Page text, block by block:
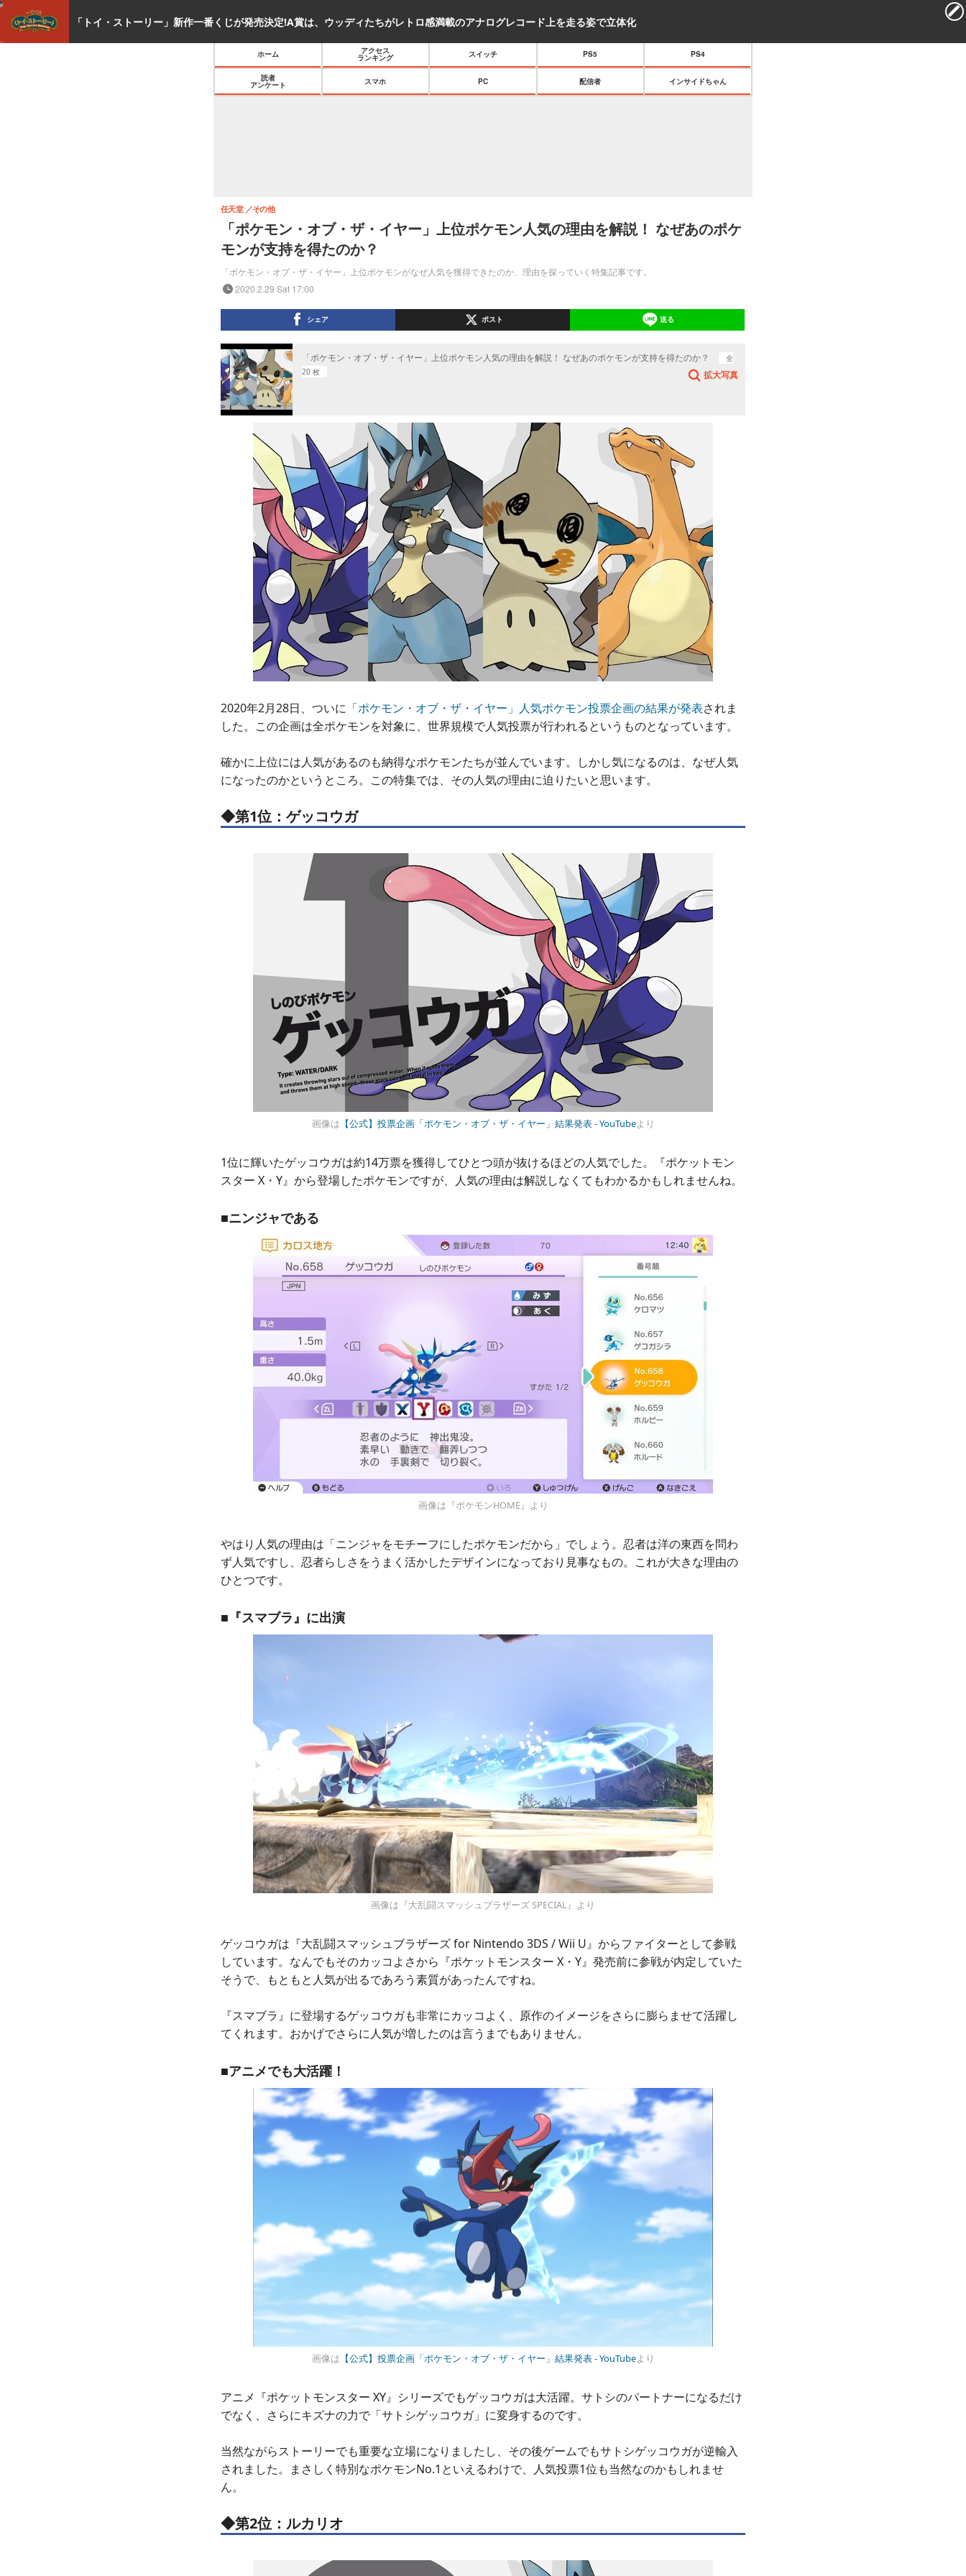
ホーム
アクセス
ランキング
スイッチ PS5 PS4
読者
アンケート
スマホ PC 配信者 インサイドちゃん
「ポケモン・オブ・ザ・イヤー」上位ポケモン人気の理由を解説！ なぜあのポケ
モンが支持を得たのか？
「ポケモン・オブ・ザ・イヤー」上位ポケモンがなぜ人気を獲得できたのか、理由を探っていく特集記事です。
任天堂 その他
2020.2.29 Sat 17:00
シェア ポスト 送る
「ポケモン・オブ・ザ・イヤー」上位ポケモン人気の理由を解説！ なぜあのポケモンが支持を得たのか？
全
20 枚
拡大写真
2020年2月28日、ついに 「ポケモン・オブ・ザ・イヤー」人気ポケモン投票企画の結果が発表されま
した。この企画は全ポケモンを対象に、世界規模で人気投票が行われるというものとなっています。
確かに上位には人気があるのも納得なポケモンたちが並んでいます。しかし気になるのは、なぜ人気
になったのかというところ。この特集では、その人気の理由に迫りたいと思います。
◆第1位：ゲッコウガ
画像は 【公式】投票企画「ポケモン・オブ・ザ・イヤー」結果発表 - YouTubeより
1位に輝いたゲッコウガは約14万票を獲得してひとつ頭が抜けるほどの人気でした。『ポケットモン
スター X・Y』から登場したポケモンですが、人気の理由は解説しなくてもわかるかもしれませんね。
■ニンジャである
画像は『ポケモンHOME』より
やはり人気の理由は「ニンジャをモチーフにしたポケモンだから」でしょう。忍者は洋の東西を問わ
ず人気ですし、忍者らしさをうまく活かしたデザインになっており見事なもの。これが大きな理由の
ひとつです。
■『スマブラ』に出演
画像は『大乱闘スマッシュブラザーズ SPECIAL』より
ゲッコウガは『大乱闘スマッシュブラザーズ for Nintendo 3DS / Wii U』からファイターとして参戦
しています。なんでもそのカッコよさから『ポケットモンスター X・Y』発売前に参戦が内定していた
そうで、もともと人気が出るであろう素質があったんですね。
『スマブラ』に登場するゲッコウガも非常にカッコよく、原作のイメージをさらに膨らませて活躍し
てくれます。おかげでさらに人気が増したのは言うまでもありません。
■アニメでも大活躍！
画像は 【公式】投票企画「ポケモン・オブ・ザ・イヤー」結果発表 - YouTubeより
アニメ『ポケットモンスター XY』シリーズでもゲッコウガは大活躍。サトシのパートナーになるだけ
でなく、さらにキズナの力で「サトシゲッコウガ」に変身するのです。
当然ながらストーリーでも重要な立場になりましたし、その後ゲームでもサトシゲッコウガが逆輸入
されました。まさしく特別なポケモンNo.1といえるわけで、人気投票1位も当然なのかもしれませ
ん。
◆第2位：ルカリオ